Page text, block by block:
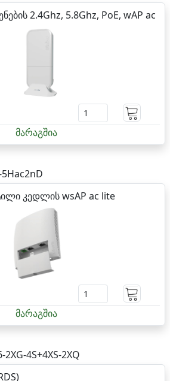
2.4Ghz, 5.8Ghz, PoE, wAP ac
მარაგშია
5Hac2nD
კედლის wsAP ac lite
მარაგშია
2XG-4S+4XS-2XQ